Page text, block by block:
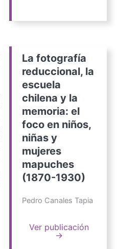
La fotografía
reduccional, la
escuela
chilena y la
memoria: el
foco en niños,
niñas y
mujeres
mapuches
(1870-1930)
Pedro Canales Tapia
Ver publicación
→